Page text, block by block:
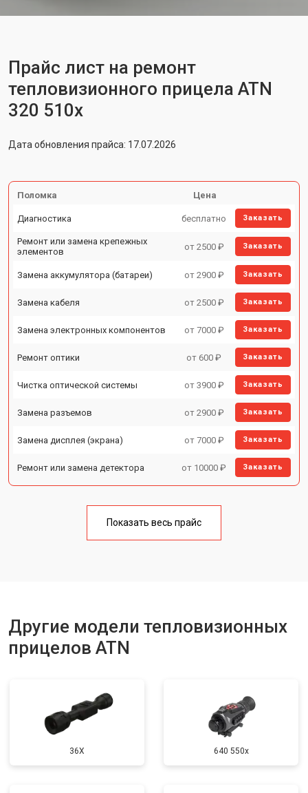
Прайс лист на ремонт
тепловизионного прицела ATN
320 510x
Дата обновления прайса: 17.07.2026
Поломка Цена
Диагностика бесплатно Заказать
Ремонт или замена крепежных
элементов
от 2500 ₽ Заказать
Замена аккумулятора (батареи) от 2900 ₽ Заказать
Замена кабеля от 2500 ₽ Заказать
Замена электронных компонентов от 7000 ₽ Заказать
Ремонт оптики от 600 ₽ Заказать
Чистка оптической системы от 3900 ₽ Заказать
Замена разъемов от 2900 ₽ Заказать
Замена дисплея (экрана) от 7000 ₽ Заказать
Ремонт или замена детектора от 10000 ₽ Заказать
Показать весь прайс
Другие модели тепловизионных
прицелов ATN
36X 640 550x